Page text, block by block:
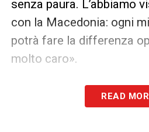
senza paura. L’abbiamo
con la Macedonia: ogni
potrà fare la differenza
molto caro».
COSA CONTA«Solo il
dovranno essere bravi a
READ